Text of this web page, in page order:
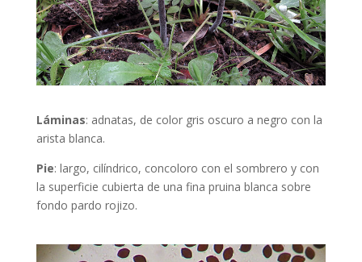
Láminas: adnatas, de color gris oscuro a negro con la
arista blanca.
Pie: largo, cilíndrico, concoloro con el sombrero y con
la superficie cubierta de una fina pruina blanca sobre
fondo pardo rojizo.